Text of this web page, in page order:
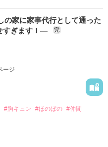
暴走した時には神殺しをす
け継いでいたのだ。
神や仲間達と共に封印の水
っており、竜神を狙い始め
守っている内に、リィと竜
力は不安定になっていく。
、
家に家事代行として通った
すぎます！―
完
ージ
#胸キュン #ほのぼの #仲間